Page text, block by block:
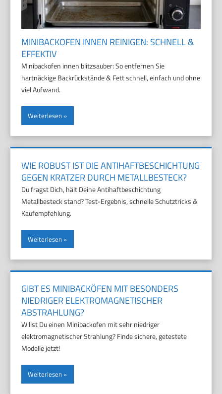
MINIBACKOFEN INNEN REINIGEN: SCHNELL &
EFFEKTIV
Minibackofen innen blitzsauber: So entfernen Sie
hartnäckige Backrückstände & Fett schnell, einfach und ohne
viel Aufwand.
Weiterlesen
WIE ROBUST IST DIE ANTIHAFTBESCHICHTUNG
GEGEN KRATZER DURCH METALLBESTECK?
Du fragst Dich, hält Deine Antihaftbeschichtung
Metallbesteck stand? Test-Ergebnis, schnelle Schutztricks &
Kaufempfehlung.
Weiterlesen
GIBT ES MINIBACKÖFEN MIT BESONDERS
NIEDRIGER ELEKTROMAGNETISCHER
ABSTRAHLUNG?
Willst Du einen Minibackofen mit sehr niedriger
elektromagnetischer Strahlung? Finde sichere, getestete
Modelle jetzt!
Weiterlesen